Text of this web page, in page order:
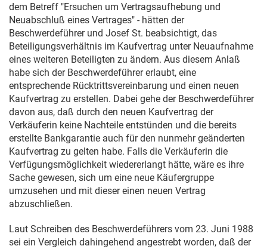
dem Betreff "Ersuchen um Vertragsaufhebung und
Neuabschluß eines Vertrages" - hätten der
Beschwerdeführer und Josef St. beabsichtigt, das
Beteiligungsverhältnis im Kaufvertrag unter Neuaufnahme
eines weiteren Beteiligten zu ändern. Aus diesem Anlaß
habe sich der Beschwerdeführer erlaubt, eine
entsprechende Rücktrittsvereinbarung und einen neuen
Kaufvertrag zu erstellen. Dabei gehe der Beschwerdeführer
davon aus, daß durch den neuen Kaufvertrag der
Verkäuferin keine Nachteile entstünden und die bereits
erstellte Bankgarantie auch für den nunmehr geänderten
Kaufvertrag zu gelten habe. Falls die Verkäuferin die
Verfügungsmöglichkeit wiedererlangt hätte, wäre es ihre
Sache gewesen, sich um eine neue Käufergruppe
umzusehen und mit dieser einen neuen Vertrag
abzuschließen.
Laut Schreiben des Beschwerdeführers vom 23. Juni 1988
sei ein Vergleich dahingehend angestrebt worden, daß der